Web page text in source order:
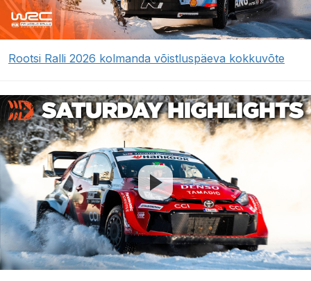
Rootsi Ralli 2026 kolmanda võistluspäeva kokkuvõte